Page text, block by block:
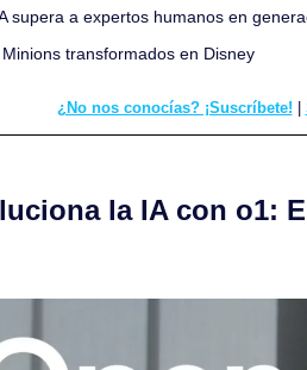
supera a expertos humanos en
Minions transformados en Disney
¿No nos conocías? ¡Suscríbete!
la IA con o1: